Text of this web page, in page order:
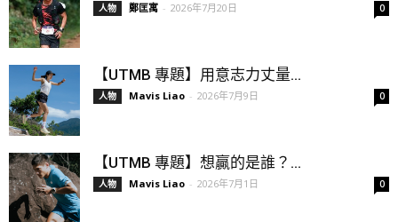
人物 鄭匡寓 - 2026年7月20日 0
【UTMB 專題】用意志力丈量...
人物 Mavis Liao - 2026年7月9日 0
【UTMB 專題】想贏的是誰？...
人物 Mavis Liao - 2026年7月1日 0